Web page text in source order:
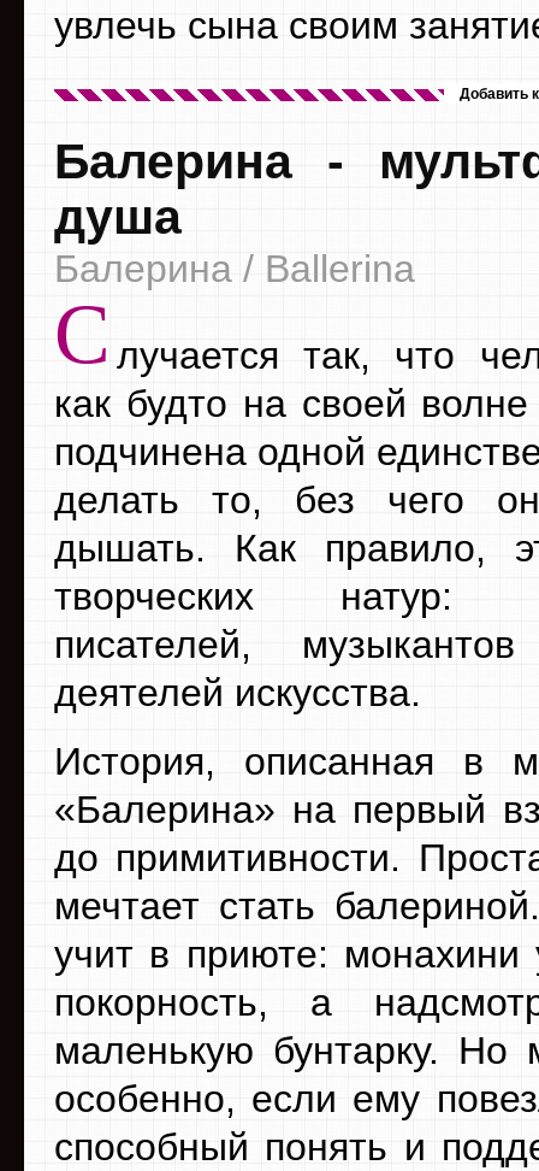
увлечь сына своим
Добавить
Балерина -
душа
Балерина / Ballerina
С лучается так, что
как будто на своей
подчинена одной
делать то, без чего
дышать. Как правило,
творческих натур:
писателей,
деятелей искусства.
История, описанная в
«Балерина» на первый
до примитивности.
мечтает стать
учит в приюте: монахини
покорность, а
маленькую бунтарку. Но
особенно, если ему
способный понять и